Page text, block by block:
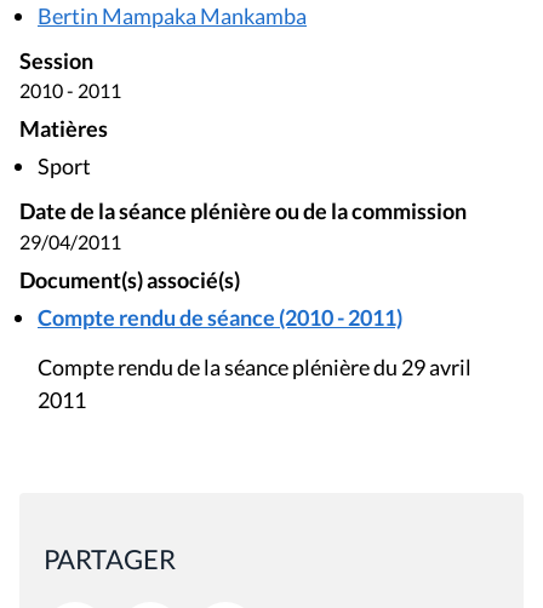
Bertin Mampaka Mankamba
Session
2010 - 2011
Matières
Sport
Date de la séance plénière ou de la commission
29/04/2011
Document(s) associé(s)
Compte rendu de séance (2010 - 2011)
Compte rendu de la séance plénière du 29 avril
2011
PARTAGER